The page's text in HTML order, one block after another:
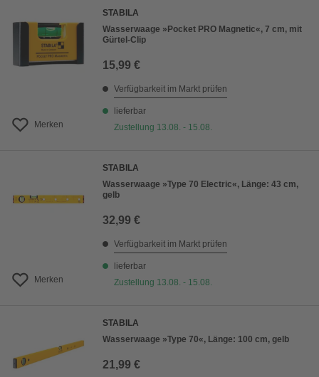
Merken
STABILA
Wasserwaage »Pocket PRO Magnetic«, 7 cm, mit
Gürtel-Clip
15,99 €
Verfügbarkeit im Markt prüfen
lieferbar
Zustellung 13.08. - 15.08.
Merken
STABILA
Wasserwaage »Type 70 Electric«, Länge: 43 cm,
gelb
32,99 €
Verfügbarkeit im Markt prüfen
lieferbar
Zustellung 13.08. - 15.08.
STABILA
Wasserwaage »Type 70«, Länge: 100 cm, gelb
21,99 €